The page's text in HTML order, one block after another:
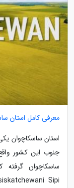
معرفی کامل استان
جنوب این کشور
ساسکاچوان